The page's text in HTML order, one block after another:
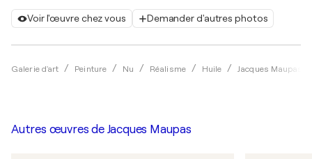
Voir l'œuvre chez vous Demander d'autres photos
Galerie d'art Peinture Nu Réalisme Huile Jacques Maupas
Autres œuvres de Jacques Maupas